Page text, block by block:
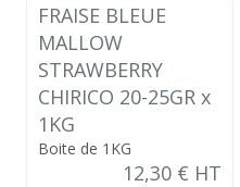
FRAISE BLEUE
MALLOW
STRAWBERRY
CHIRICO 20-25GR x
1KG
Boite de 1KG
12,30 € HT